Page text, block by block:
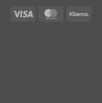
Visa MasterCard